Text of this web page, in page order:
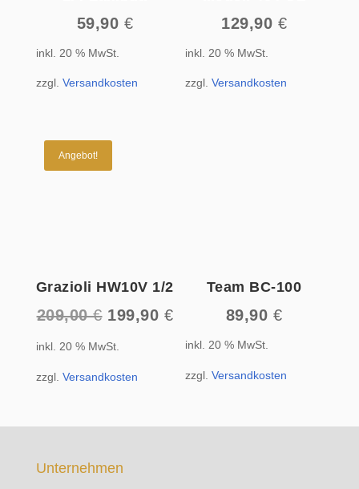
59,90 €
inkl. 20 % MwSt.
zzgl. Versandkosten
129,90 €
inkl. 20 % MwSt.
zzgl.Versandkosten
Angebot!
Grazioli HW10V 1/2
209,00€ Ursprünglicher
war:
209,00 €
199,90 €Aktueller
199,90 €.
inkl. 20 % MwSt.
zzgl. Versandkosten
Team BC-100
89,90 €
inkl. 20 % MwSt.
zzgl.Versandkosten
Unternehmen